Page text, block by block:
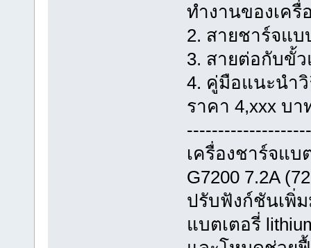
ทำงานของเครื่
2. สายชาร์จแ
3. สายต่อกับขั้
4. คู่มือแนะนำวิ
ราคา 4,xxx บ
เครื่องชาร์จแบ
G7200 7.2A
ปรับฟังก์ชันเพิ่
แบตเตอรี่